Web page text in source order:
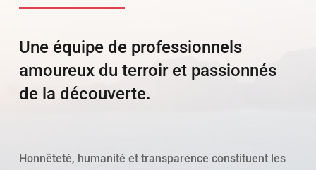
Une équipe de professionnels
amoureux du terroir et passionnés
de la découverte.
Honnêteté, humanité et transparence constituent les